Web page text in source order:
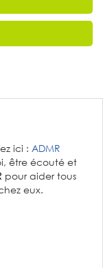
ici : ADMR
être écouté et
pour aider tous
eux.